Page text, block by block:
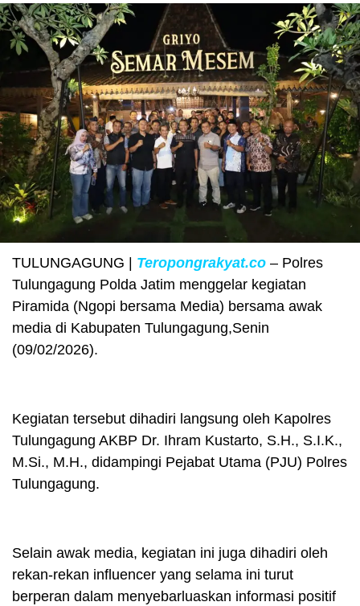
TULUNGAGUNG | Teropongrakyat.co – Polres
Tulungagung Polda Jatim menggelar kegiatan
Piramida (Ngopi bersama Media) bersama awak
media di Kabupaten Tulungagung,Senin
(09/02/2026).
Kegiatan tersebut dihadiri langsung oleh Kapolres
Tulungagung AKBP Dr. Ihram Kustarto, S.H., S.I.K.,
M.Si., M.H., didampingi Pejabat Utama (PJU) Polres
Tulungagung.
Selain awak media, kegiatan ini juga dihadiri oleh
rekan-rekan influencer yang selama ini turut
berperan dalam menyebarluaskan informasi positif